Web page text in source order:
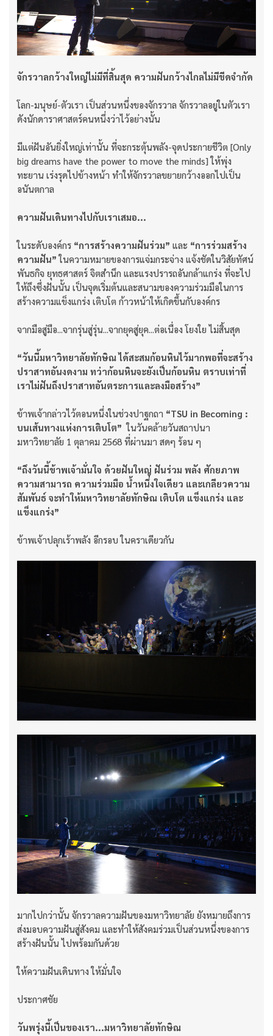
จักรวาลกว้างใหญ่ไม่มีที่สิ้นสุด ความฝันกว้างไกลไม่มีขีดจำกัด
โลก-มนุษย์-ตัวเรา เป็นส่วนหนึ่งของจักรวาล จักรวาลอยู่ในตัวเรา
ดังนักดาราศาสตร์คนหนึ่งว่าไว้อย่างนั้น
มีแต่ฝันอันยิ่งใหญ่เท่านั้น ที่จะกระตุ้นพลัง-จุดประกายชีวิต [Only
big dreams have the power to move the minds] ให้พุ่ง
ทะยาน เร่งรุดไปข้างหน้า ทำให้จักรวาลขยายกว้างออกไปเป็น
อนันตกาล
ความฝันเดินทางไปกับเราเสมอ...
ในระดับองค์กร “การสร้างความฝันร่วม” และ “การร่วมสร้าง
ความฝัน”ในความหมายของการแจ่มกระจ่าง แจ้งชัดในวิสัยทัศน์
พันธกิจ ยุทธศาสตร์ จิตสำนึก และแรงปรารถอันกล้าแกร่ง ที่จะไป
ให้ถึงซึ่งฝันนั้น เป็นจุดเริ่มต้นและสนามของความร่วมมือในการ
สร้างความแข็งแกร่ง เติบโต ก้าวหน้าให้เกิดขึ้นกับองค์กร
จากมือสู่มือ...จากรุ่นสู่รุ่น...จากยุคสู่ยุค...ต่อเนื่อง โยงใย ไม่สิ้นสุด
“วันนี้มหาวิทยาลัยทักษิณ ได้สะสมก้อนหินไว้มากพอที่จะสร้าง
ปราสาทอันงดงาม ทว่าก้อนหินจะยังเป็นก้อนหิน ตราบเท่าที่
เราไม่ฝันถึงปราสาทอันตระการและลงมือสร้าง”
ข้าพเจ้ากล่าวไว้ตอนหนึ่งในช่วงปาฐกถา “TSU in Becoming :
บนเส้นทางแห่งการเติบโต” ในวันคล้ายวันสถาปนา
มหาวิทยาลัย 1 ตุลาคม 2568 ที่ผ่านมา สดๆ ร้อน ๆ
“ถึงวันนี้ข้าพเจ้ามั่นใจ ด้วยฝันใหญ่ ฝันร่วม พลัง ศักยภาพ
ความสามารถ ความร่วมมือ น้ำหนึ่งใจเดียว และเกลียวความ
สัมพันธ์ จะทำให้มหาวิทยาลัยทักษิณ เติบโต แข็งแกร่ง และ
แข็งแกร่ง”
ข้าพเจ้าปลุกเร้าพลัง อีกรอบ ในคราเดียวกัน
มากไปกว่านั้น จักรวาลความฝันของมหาวิทยาลัย ยังหมายถึงการ
ส่งมอบความฝันสู่สังคม และทำให้สังคมร่วมเป็นส่วนหนึ่งของการ
สร้างฝันนั้น ไปพร้อมกันด้วย
ให้ความฝันเดินทาง ให้มั่นใจ
ประกาศชัย
วันพรุ่งนี้เป็นของเรา...มหาวิทยาลัยทักษิณ